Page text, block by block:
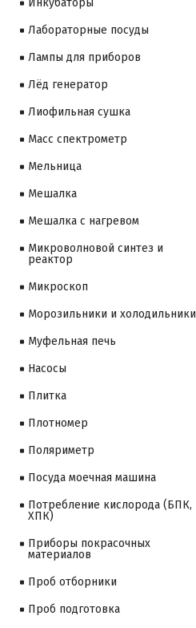
Инкубаторы
Лабораторные посуды
Лампы для приборов
Лёд генератор
Лиофильная сушка
Масс спектрометр
Мельница
Мешалка
Мешалка с нагревом
Микроволновой синтез и
реактор
Микроскоп
Морозильники и холодильники
Муфельная печь
Насосы
Плитка
Плотномер
Поляриметр
Посуда моечная машина
Потребление кислорода (БПК,
ХПК)
Приборы покрасочных
материалов
Проб отборники
Проб подготовка